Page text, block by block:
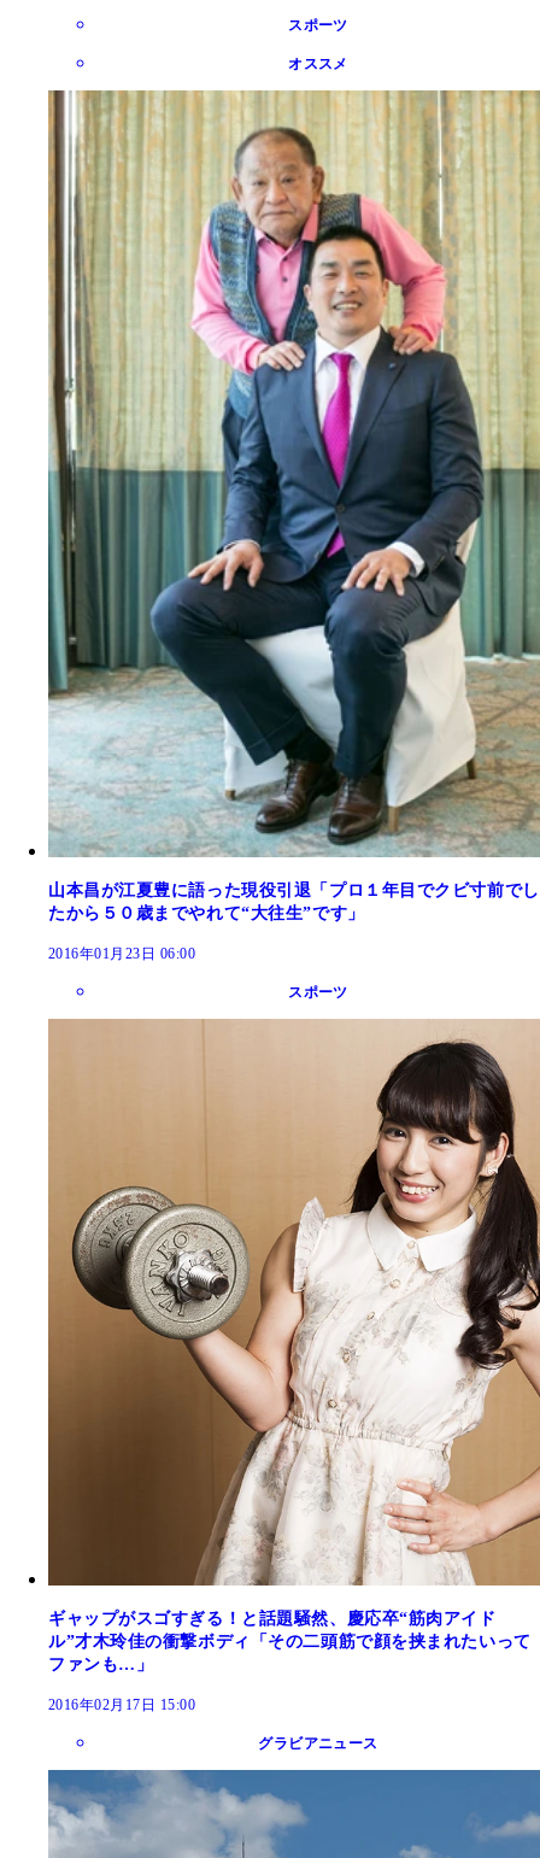
スポーツ
オススメ
山本昌が江夏豊に語った現役引退「プロ１年目でクビ寸前でし
たから５０歳までやれて“大往生”です」
2016年01月23日 06:00
スポーツ
ギャップがスゴすぎる！と話題騒然、慶応卒“筋肉アイド
ル”才木玲佳の衝撃ボディ「その二頭筋で顔を挟まれたいって
ファンも…」
2016年02月17日 15:00
グラビアニュース